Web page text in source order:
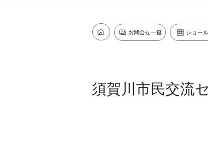
お問合せ一覧 ショー
須賀川市民交流